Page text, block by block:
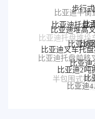
比亚迪平衡
步行
比亚迪托盘堆垛
比亚迪堆高
比亚迪托盘
比
比亚迪前移
比亚迪托盘前移
比亚迪叉车托
比亚迪
比
比
比亚
半包围式托
比亚迪2吨
比亚迪
比亚迪
比